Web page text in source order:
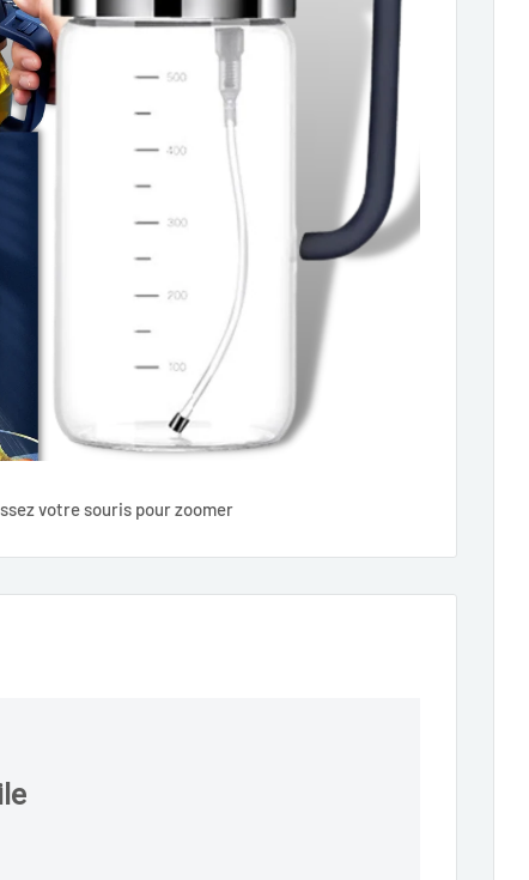
votre souris pour zoomer